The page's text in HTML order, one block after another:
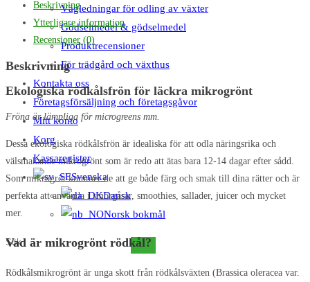
Vägledningar för odling av växter
Gödselmedel & gödselmedel
Produktrecensioner
För trädgård och växthus
Kontakta oss
Företagsförsäljning och företagsgåvor
Mitt konto
Korg
Kassaregister
Svenska
Dansk
Norsk bokmål
Sök
denna
Beskrivning
Ytterligare information
Recensioner (0)
Beskrivning
Ekologiska rödkålsfrön för läckra mikrogrönt
Fröna är lämpliga för microgreens mm.
Dessa ekologiska rödkålsfrön är idealiska för att odla näringsrika och
välsmakande mikrogrönt som är redo att ätas bara 12-14 dagar efter sådd.
Som mikrogröt kommer de att ge både färg och smak till dina rätter och är
perfekta att använda i smörgåsar, smoothies, sallader, juicer och mycket
mer.
Vad är mikrogrönt rödkål?
Rödkålsmikrogrönt är unga skott från rödkålsväxten (Brassica oleracea var.